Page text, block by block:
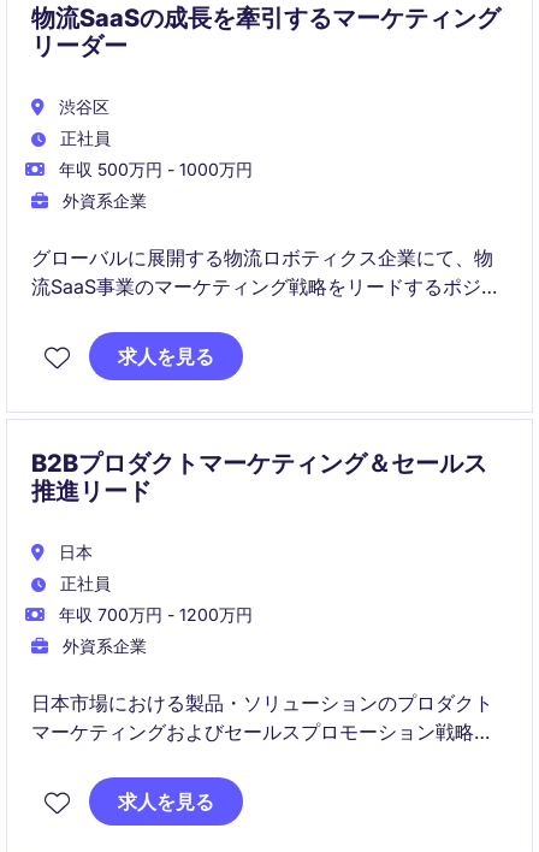
物流SaaSの成長を牽引するマーケティング
リーダー
渋谷区
正社員
年収 500万円 - 1000万円
外資系企業
グローバルに展開する物流ロボティクス企業にて、物
流SaaS事業のマーケティング戦略をリードするポジシ
オンライン・オフライン双方の施策を通じて、事業成
求人を見る
B2Bプロダクトマーケティング＆セールス
推進リード
日本
正社員
年収 700万円 - 1200万円
外資系企業
日本市場における製品・ソリューションのプロダクト
マーケティングおよびセールスプロモーション戦略を
営業・技術と密に連携し、製品価値の明確化から販促
施策の実行までを一貫して担い、売上成長に貢献して
求人を見る